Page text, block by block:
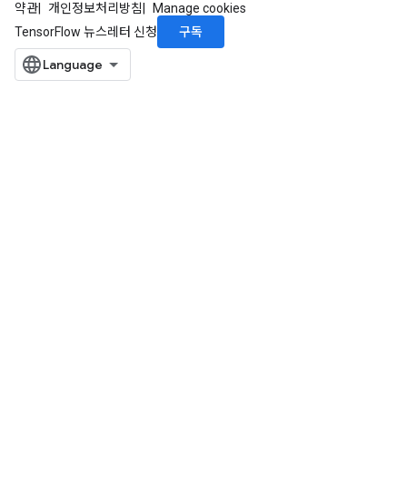
약관 개인정보처리방침
Manage cookies
TensorFlow 뉴스레터 신청
구독